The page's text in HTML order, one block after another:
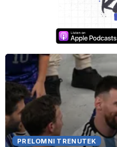
PRELOMNI TRENUTEK